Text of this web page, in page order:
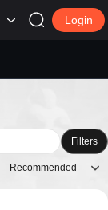
Login
Filters
Recommended